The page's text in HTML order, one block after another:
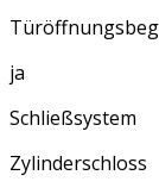
ja
Schließsystem
Zylinderschloss